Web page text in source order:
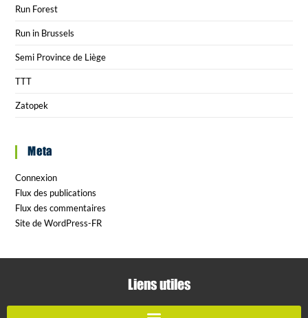
Run Forest
Run in Brussels
Semi Province de Liège
TTT
Zatopek
Meta
Connexion
Flux des publications
Flux des commentaires
Site de WordPress-FR
Liens utiles